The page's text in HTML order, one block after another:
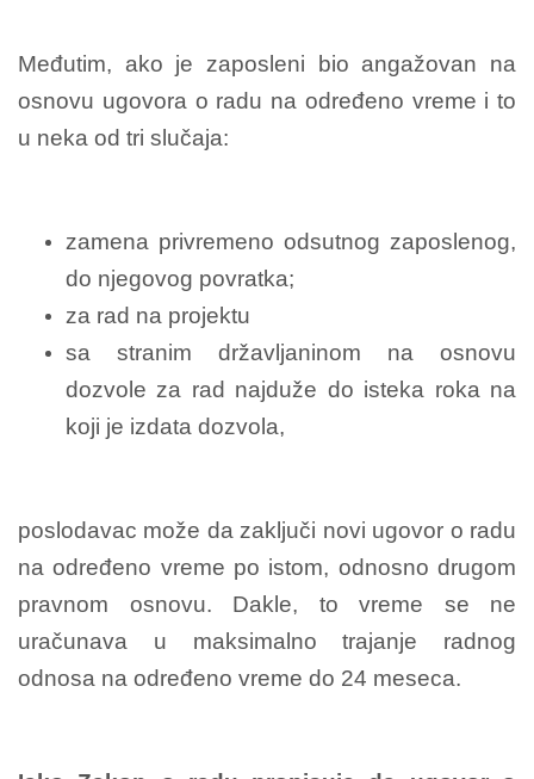
Međutim, ako je zaposleni bio angažovan na
osnovu ugovora o radu na određeno vreme i to
u neka od tri slučaja:
zamena privremeno odsutnog zaposlenog,
do njegovog povratka;
za rad na projektu
sa stranim državljaninom na osnovu
dozvole za rad najduže do isteka roka na
koji je izdata dozvola,
poslodavac može da zaključi novi ugovor o radu
na određeno vreme po istom, odnosno drugom
pravnom osnovu. Dakle, to vreme se ne
uračunava u maksimalno trajanje radnog
odnosa na određeno vreme do 24 meseca.